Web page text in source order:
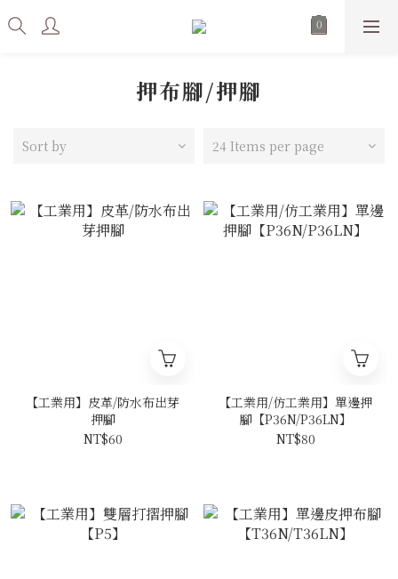
押布腳/押腳
Sort by 24 Items per page
【工業用】皮革/防水布出芽
押腳
NT$60
【工業用/仿工業用】單邊押
腳【P36N/P36LN】
NT$80